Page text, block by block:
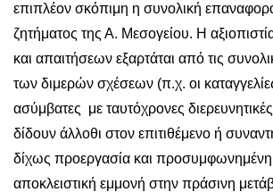
επιπλέον σκόπιμη η συνολική
ζητήματος της Α. Μεσογείου. Η
και απαιτήσεων εξαρτάται από τις
των διμερών σχέσεων (π.χ. οι
ασύμβατες με ταυτόχρονες
δίδουν άλλοθι στον επιτιθέμενο ή
δίχως προεργασία και προσυμφωνημένη
αποκλειστική εμμονή στην πράσινη